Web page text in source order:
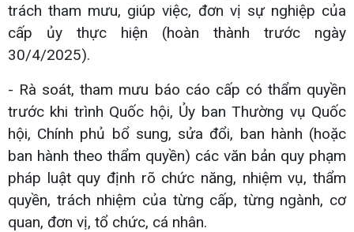
trách tham mưu, giúp việc, đơn vị sự nghiệp của
cấp ủy thực hiện (hoàn thành trước ngày
30/4/2025).
- Rà soát, tham mưu báo cáo cấp có thẩm quyền
trước khi trình Quốc hội, Ủy ban Thường vụ Quốc
hội, Chính phủ bổ sung, sửa đổi, ban hành (hoặc
ban hành theo thẩm quyền) các văn bản quy phạm
pháp luật quy định rõ chức năng, nhiệm vụ, thẩm
quyền, trách nhiệm của từng cấp, từng ngành, cơ
quan, đơn vị, tổ chức, cá nhân.